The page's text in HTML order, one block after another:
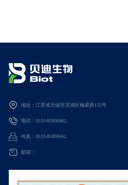
地址：江苏省无锡市滨湖区梅梁路132号
电话：0510-85898462
传真：0510-85898462
邮箱：